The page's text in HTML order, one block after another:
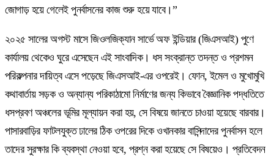
জোগাড় হয়ে গেলেই পুনর্বাসনের কাজ শুরু হয়ে যাবে।”
২০২৫ সালের অগস্ট মাসে জিওলজিক্যান সার্ভে অফ ইন্ডিয়ার (জিএসআই) পুণে
কার্যালয় থেকেও ঘুরে এসেছেন এই সাংবাদিক। ধস সংক্রান্ত তদন্ত ও প্রশমন
পরিকল্পনার দায়িত্ব এসে পড়েছে জিএসআই-এর ওপরেই। ফোন, ইমেল ও মুখোমুখি
কথাবার্তায় সড়ক ও অন্যান্য পরিকাঠামো নির্মাণের জন্য কিভাবে বৈজ্ঞানিক পদ্ধতিতে
ধসপ্রবণ অঞ্চলের ভূমির মূল্যায়ন করা হয়, সে বিষয়ে জানতে চাওয়া হয়েছে বারবার।
পাসারবাড়ির ফাটলযুক্ত ঢালের ঠিক ওপরের দিকে ওখানকার বাসিন্দাদের পুনর্বাসন হলে
তাদের সুরক্ষার কি ব্যবস্থা নেওয়া হবে, প্রশ্ন করা হয়েছে সে বিষয়েও। প্রতিবেদন